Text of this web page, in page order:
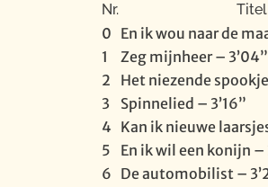
Nr. Titel
0 En ik wou naar de
1
Zeg mijnheer – 3’04”
2
Het niezende spookje
3
Spinnelied – 3’16”
4 Kan ik nieuwe
5
En ik wil een konijn –
6 De automobilist –